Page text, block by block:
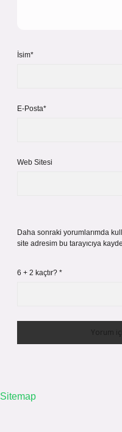
İsim*
E-Posta*
Web Sitesi
Daha sonraki yorumlarımda
site adresim bu tarayıcıya
6 + 2 kaçtır? *
Sitemap